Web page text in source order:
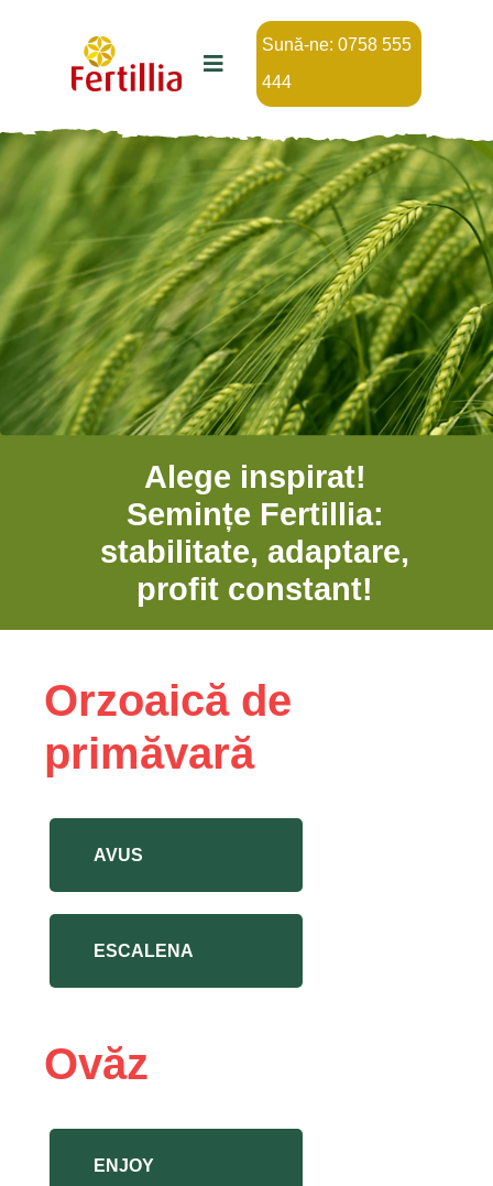
Sună-ne: 0758 555
444
Alege inspirat!
Semințe Fertillia:
stabilitate, adaptare,
profit constant!
Orzoaică de
primăvară
AVUS
ESCALENA
Ovăz
ENJOY